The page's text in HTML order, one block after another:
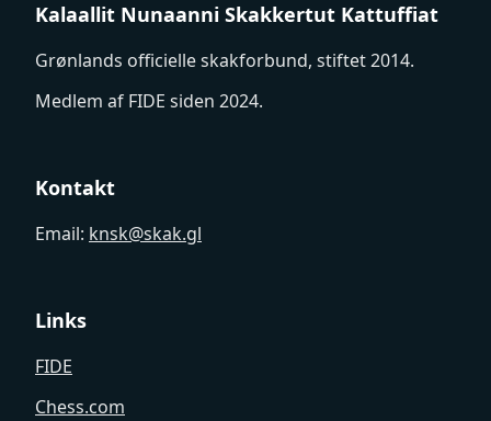
Kalaallit Nunaanni Skakkertut Kattuffiat
Grønlands officielle skakforbund, stiftet 2014.
Medlem af FIDE siden 2024.
Kontakt
Email: knsk@skak.gl
Links
FIDE
Chess.com